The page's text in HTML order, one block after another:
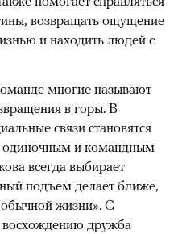
возвращать ощущение
и находить людей с
многие называют
в горы. В
связи становятся
и командным
всегда выбирает
подъем делает ближе,
жизни». С
дружба